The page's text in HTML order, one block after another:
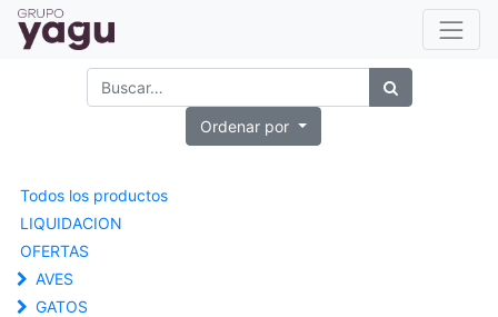
Ordenar por
Todos los productos
LIQUIDACION
OFERTAS
AVES
GATOS